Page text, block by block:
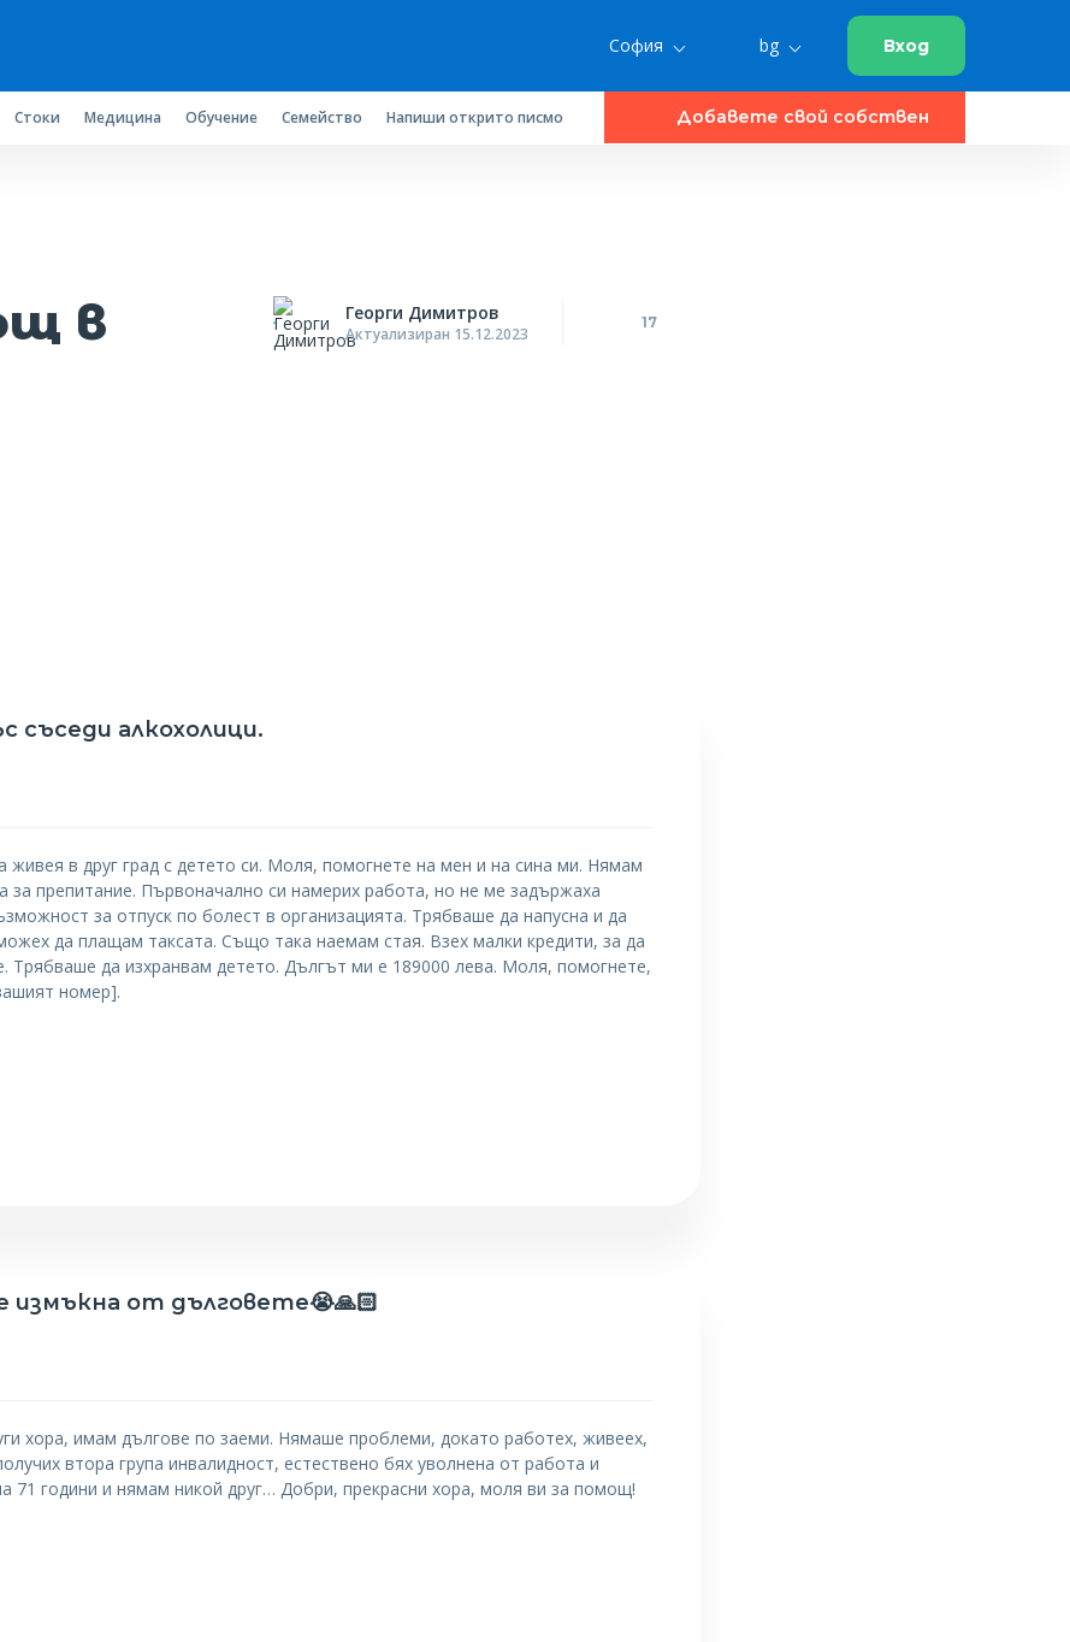
София bg Вход
Стоки Медицина Обучение Семейство Напиши открито писмо Добавете свой собствен
в
Георги Димитров
Актуализиран 15.12.2023
17
съседи алкохолици.
в друг град с детето си. Моля, помогнете на мен и на сина ми. Нямам
за препитание. Първоначално си намерих работа, но не ме задържаха
за отпуск по болест в организацията. Трябваше да напусна и да
да плащам таксата. Също така наемам стая. Взех малки кредити, за да
Трябваше да изхранвам детето. Дългът ми е 189000 лева. Моля, помогнете,
номер].
измъкна от дълговете😭🙏🏻
хора, имам дългове по заеми. Нямаше проблеми, докато работех, живеех,
втора група инвалидност, естествено бях уволнена от работа и
71 години и нямам никой друг… Добри, прекрасни хора, моля ви за помощ!